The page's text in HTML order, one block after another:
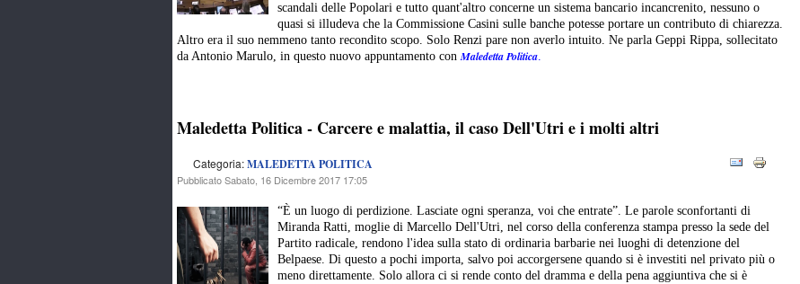
scandali delle Popolari e tutto quant'altro concerne un sistema bancario incancrenito, nessuno o
quasi si illudeva che la Commissione Casini sulle banche potesse portare un contributo di chiarezza.
Altro era il suo nemmeno tanto recondito scopo. Solo Renzi pare non averlo intuito. Ne parla Geppi Rippa, sollecitato
da Antonio Marulo, in questo nuovo appuntamento conMaledetta Politica.
Maledetta Politica - Carcere e malattia, il caso Dell'Utri e i molti altri
Categoria:MALEDETTA POLITICA
Pubblicato Sabato, 16 Dicembre 2017 17:05
“È un luogo di perdizione. Lasciate ogni speranza, voi che entrate”. Le parole sconfortanti di
Miranda Ratti, moglie di Marcello Dell'Utri, nel corso della conferenza stampa presso la sede del
Partito radicale, rendono l'idea sulla stato di ordinaria barbarie nei luoghi di detenzione del
Belpaese. Di questo a pochi importa, salvo poi accorgersene quando si è investiti nel privato più o
meno direttamente. Solo allora ci si rende conto del dramma e della pena aggiuntiva che si è